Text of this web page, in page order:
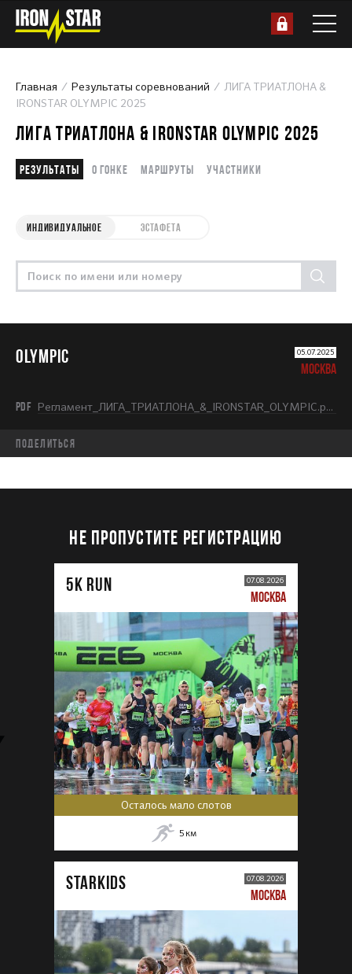
Главная Результаты соревнований
ЛИГА ТРИАТЛОНА &
IRONSTAR OLYMPIC 2025
ЛИГА ТРИАТЛОНА & IRONSTAR OLYMPIC 2025
Результаты О гонке Маршруты Участники
ИНДИВИДУАЛЬНОЕ ЭСТАФЕТА
OLYMPIC 05.07.2025
МОСКВА
PDF Регламент_ЛИГА_ТРИАТЛОНА_&_IRONSTAR_OLYMPIC.pdf
Поделиться
НЕ ПРОПУСТИТЕ РЕГИСТРАЦИЮ
5К RUN 07.08.2026
МОСКВА
Осталось мало слотов
5 км
STARKIDS 07.08.2026
МОСКВА